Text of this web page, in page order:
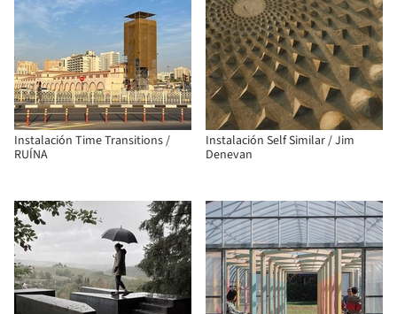
Instalación Time Transitions /
RUÍNA
Instalación Self Similar / Jim
Denevan